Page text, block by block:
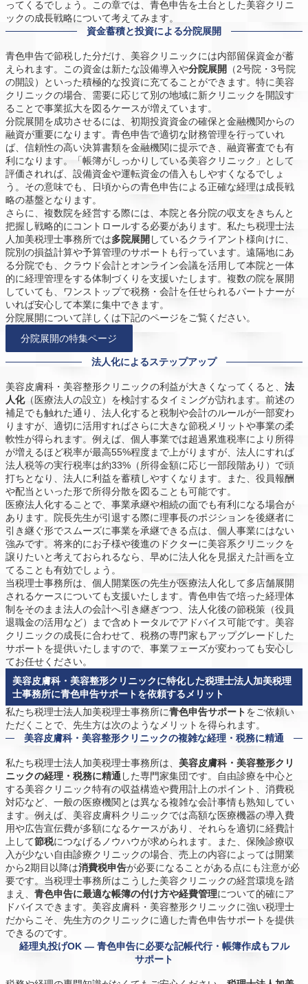
ってくるでしょう。この章では、青色申告を土台とした美容クリニ
ックの成長戦略について考えてみます。
資金蓄積と投資による分院展開
青色申告で節税した分だけ、美容クリニックには内部留保資金が蓄
えられます。この資金は新たな設備導入や分院展開
（2号院・3号院
の開設）といった積極的な投資に充てることができます。特に美容
クリニックの場合、需要に応じて別の地域に新クリニックを開設す
ることで事業拡大を図るケースが増えています。
分院展開を成功させるには、初期投資資金の確保と金融機関からの
融資が重要になります。青色申告で適切な財務管理を行っていれ
ば、信頼性の高い決算書類を金融機関に提示でき、融資審査でも有
利になります。「帳簿がしっかりしている美容クリニック」として
評価されれば、設備資金や運転資金の借入もしやすくなるでしょ
う。その意味でも、日頃からの青色申告による正確な経理は成長戦
略の基盤となります。
さらに、複数院を経営する際には、本院と各分院の収支をきちんと
把握し戦略的にコントロールする必要があります。私たち税理士法
人加美税理士事務所では多院展開 しているクライアント様向けに、
院別の損益計算や予算管理のサポートも行っています。遠隔地にあ
る分院でも、クラウド会計とオンライン会議を活用して本院と一体
的に経理管理をする体制づくりを支援いたします。複数の院を展開
していても、ワンストップで税務・会計を任せられるパートナーが
いれば安心して本業に集中できます。
分院展開について詳しくは下記のページをご覧ください。
分院展開の特集ページ
法人化によるステップアップ
美容皮膚科・美容整形クリニックの利益が大きくなってくると、 法
人化（医療法人の設立）を検討するタイミングが訪れます。前述の
補足でも触れた通り、法人化すると税制や会計のルールが一部変わ
りますが、適切に活用すればさらに大きな節税メリットや事業の柔
軟性が得られます。例えば、個人事業では超過累進税率により所得
が増えるほど税率が最高55%程度まで上がりますが、法人にすれば
法人税等の実行税率は約33%（所得金額に応じ一部段階あり）で頭
打ちとなり、法人に利益を蓄積しやすくなります。また、役員報酬
や配当といった形で所得分散を図ることも可能です。
医療法人化することで、事業承継や相続の面でも有利になる場合が
あります。院長先生が引退する際に理事長のポジションを後継者に
引き継ぐ形でスムーズに事業を承継できる点は、個人事業にはない
強みです。将来的にお子様や後進のドクターに美容系クリニックを
譲りたいと考えておられるなら、早めに法人化を見据えた計画を立
てることも有効でしょう。
当税理士事務所は、個人開業医の先生が医療法人化して多店舗展開
されるケースについても支援いたします。青色申告で培った経理体
制をそのまま法人の会計へ引き継ぎつつ、法人化後の節税策（役員
退職金の活用など）まで含めトータルでアドバイス可能です。美容
クリニックの成長に合わせて、税務の専門家もアップグレードした
サポートを提供いたしますので、事業フェーズが変わっても安心し
てお任せください。
美容皮膚科・美容整形クリニックに特化した税理士法人加美税理
士事務所に青色申告サポートを依頼するメリット
私たち税理士法人加美税理士事務所に青色申告サポートをご依頼い
ただくことで、先生方は次のようなメリットを得られます。
美容皮膚科・美容整形クリニックの複雑な経理・税務に精通
私たち税理士法人加美税理士事務所は、 美容皮膚科・美容整形クリ
ニックの経理・税務に精通 した専門家集団です。自由診療を中心と
する美容クリニック特有の収益構造や費用計上のポイント、消費税
対応など、一般の医療機関とは異なる複雑な会計事情も熟知してい
ます。例えば、美容皮膚科クリニックでは高額な医療機器の導入費
用や広告宣伝費が多額になるケースがあり、それらを適切に経費計
上して節税につなげるノウハウが求められます。また、保険診療収
入が少ない自由診療クリニックの場合、売上の内容によっては開業
から2期目以降は消費税申告が必要になることがある点にも注意が必
要です。当税理士事務所はこうした美容クリニックの経営環境を踏
まえ、 青色申告に最適な帳簿の付け方や経費管理について的確にア
ドバイスできます。美容皮膚科・美容整形クリニックに強い税理士
だからこそ、先生方のクリニックに適した青色申告サポートを提供
できるのです。
経理丸投げOK ― 青色申告に必要な記帳代行・帳簿作成もフル
サポート